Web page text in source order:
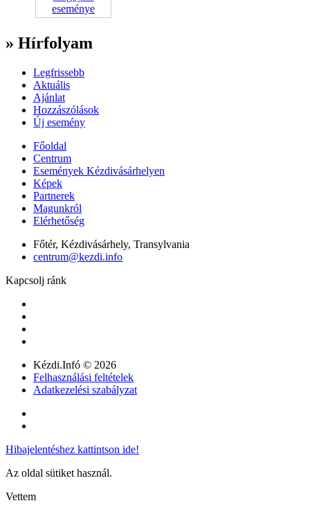
» Hírfolyam
Legfrissebb
Aktuális
Ajánlat
Hozzászólások
Új esemény
Főoldal
Centrum
Események Kézdivásárhelyen
Képek
Partnerek
Magunkról
Elérhetőség
Főtér, Kézdivásárhely, Transylvania
centrum@kezdi.info
Kapcsolj ránk
Kézdi.Infó © 2026
Felhasználási feltételek
Adatkezelési szabályzat
Hibajelentéshez kattintson ide!
Az oldal sütiket használ.
Vettem